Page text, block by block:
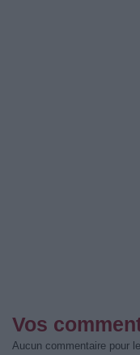
Vos
Aucun commentaire pour